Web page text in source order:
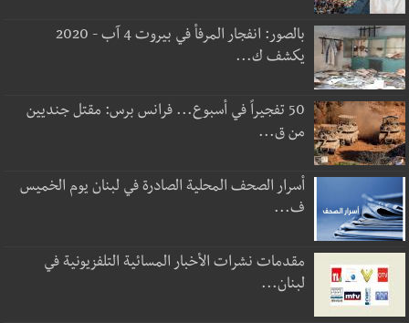
بالصور: انفجار المرفأ في بيروت 4 آب - 2020
يكشف ك...
50 تفجيراً في أسبوع... فرانس برس: مقتل جنديين
من ق...
أسرار الصحف المحلية الصادرة في لبنان يوم الخميس
ف...
مقدمات نشرات الأخبار المسائية التلفزيونية في
لبنان...